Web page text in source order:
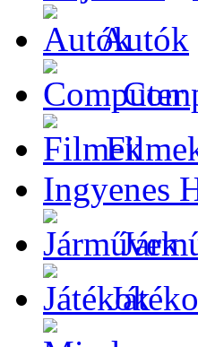
Autók
Ingyenes